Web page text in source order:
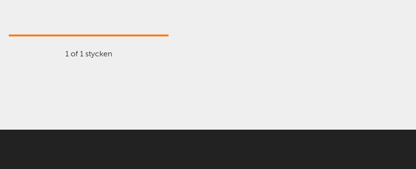
1 of 1 stycken